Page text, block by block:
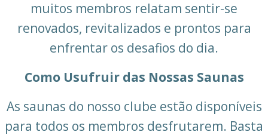
muitos membros relatam sentir-se
renovados, revitalizados e prontos para
enfrentar os desafios do dia.
Como Usufruir das Nossas Saunas
As saunas do nosso clube estão disponíveis
para todos os membros desfrutarem. Basta